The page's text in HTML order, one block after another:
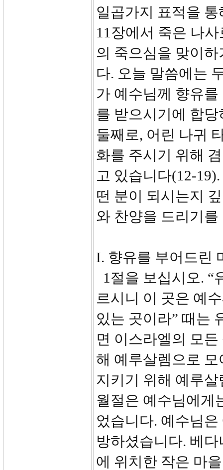
일곱가지 표적을
11장에서 죽은 나
의 죽으심을 맞이
다. 오늘 말씀에는
가 예수님께 향유
를 받으시기에 합
둘째로, 어린 나귀
화를 주시기 위해
고 있습니다(12-
떤 분이 되시는지
와 찬양을 드리기
I. 향유를 부어드린
1절을 보십시오. “
르시니 이 곳은 예
있는 곳이라” 때는
면 이스라엘의 모
해 예루살렘으로
지키기 위해 예루
월절은 예수님에게
었습니다. 예수님
방하셨습니다. 베
에 위치한 작은 마